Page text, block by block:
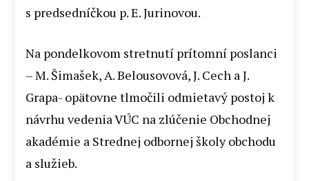
s predsedníčkou p. E. Jurinovou.
Na pondelkovom stretnutí prítomní poslanci
– M. Šimašek, A. Belousovová, J. Cech a J.
Grapa- opätovne tlmočili odmietavý postoj k
návrhu vedenia VÚC na zlúčenie Obchodnej
akadémie a Strednej odbornej školy obchodu
a služieb.